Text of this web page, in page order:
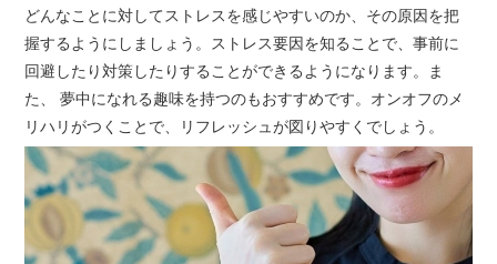
どんなことに対してストレスを感じやすいのか、その原因を把
握するようにしましょう。ストレス要因を知ることで、事前に
回避したり対策したりすることができるようになります。ま
た、 夢中になれる趣味を持つのもおすすめです。オンオフのメ
リハリがつくことで、リフレッシュが図りやすくでしょう。